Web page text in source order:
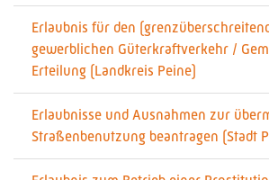
Erlaubnis für den
gewerblichen Güterkraftverkehr /
Erteilung (Landkreis Peine)
Erlaubnisse und Ausnahmen zur
Straßenbenutzung beantragen (Stadt